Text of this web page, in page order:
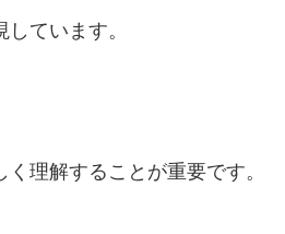
ています。
理解することが重要です。